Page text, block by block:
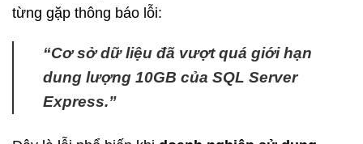
từng gặp thông báo lỗi:
“Cơ sở dữ liệu đã vượt quá giới hạn
dung lượng 10GB của SQL Server
Express.”